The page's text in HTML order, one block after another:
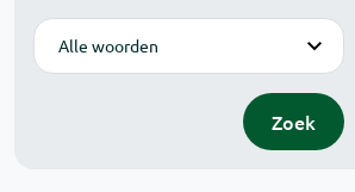
Modus
Zoek